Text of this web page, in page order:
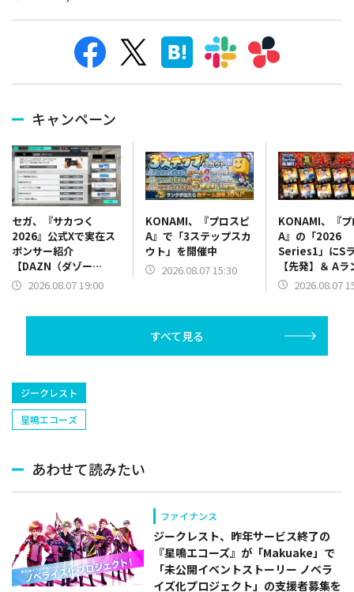
キャンペーン
セガ、『サカつく
2026』公式Xで実在ス
ポンサー紹介
【DAZN（ダゾー
ン）】篇をポスト
2026.08.07 19:00
KONAMI、『プロスピ
A』で「3ステップスカ
ウト」を開催中
2026.08.07 15:30
KONAMI、『
A』の「2026
Series1」にS
【先発】＆ Aラ
【野手】新登
塁手)、持丸泰
捕手)など
2026.08.07
すべて見る
ジークレスト
星鳴エコーズ
あわせて読みたい
ファイナンス
ジークレスト、昨年サービス終了の
『星鳴エコーズ』が「Makuake」で
「未公開イベントストーリー ノベラ
イズ化プロジェクト」の支援者募集を